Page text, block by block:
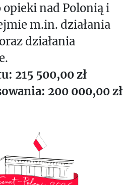
opieki nad Polonią i
m.in. działania
działania
215 500,00 zł
200 000,00 zł